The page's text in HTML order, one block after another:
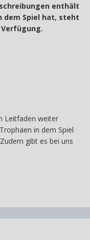
enthält
dem Spiel hat, steht
Leitfaden weiter
in dem Spiel
gibt es bei uns